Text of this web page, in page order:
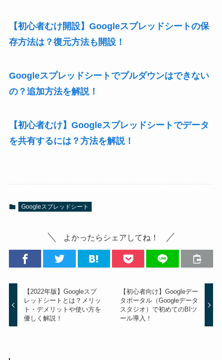
【初心者むけ開設】Googleスプレッドシートの保
存方法は？復元方法も開設！
Googleスプレッドシートでプルダウンはできない
の？追加方法を解説！
【初心者むけ】Googleスプレッドシートでデータ
を共有するには？方法を解説！
Googleスプレッドシート
よかったらシェアしてね！
【2022年版】Googleスプ
レッドシートとは？メリッ
ト・デメリットや使い方を
優しく解説！
【初心者向け】Googleデー
タポータル（Googleデータ
スタジオ）で初めてのBIツ
ール導入！